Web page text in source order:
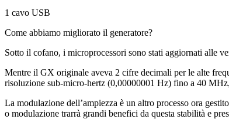
1 cavo USB
Come abbiamo migliorato il generatore?
Sotto il cofano, i microprocessori sono stati aggiornati alle
Mentre il GX originale aveva 2 cifre decimali per le alte
risoluzione sub-micro-hertz (0,00000001 Hz) fino a 40
La modulazione dell’ampiezza è un altro processo ora
o modulazione trarrà grandi benefici da questa stabilità e